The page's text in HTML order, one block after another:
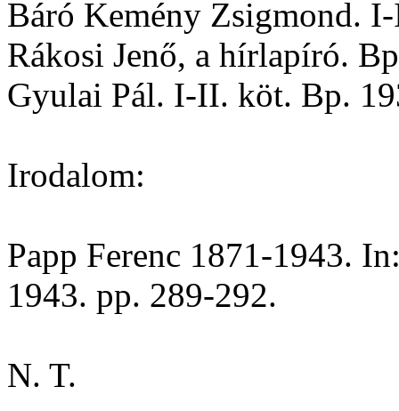
Báró Kemény Zsigmond.
Rákosi Jenő, a hírlapíró.
Gyulai Pál. I-II. köt. Bp.
Irodalom:
Papp Ferenc 1871-1943.
1943. pp. 289-292.
N. T.